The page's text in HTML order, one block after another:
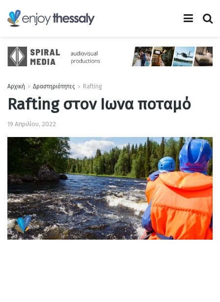
Αρχική Δραστηριότητες Rafting
Rafting στον Ιωνα ποταμό
19 Απριλίου, 2022